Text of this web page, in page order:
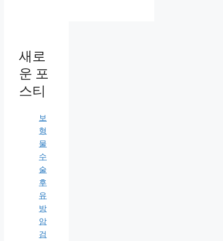
새로
운 포
스티
보
형
물
수
술
후
유
방
암
검